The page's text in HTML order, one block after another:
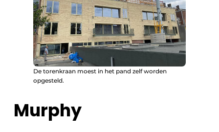
De torenkraan moest in het pand zelf worden
opgesteld.
Murphy